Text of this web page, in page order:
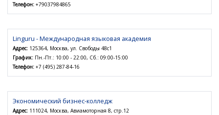
Телефон: +79037984865
Linguru - Международная языковая академия
Адрес: 125364, Москва, ул. Свободы 48с1
График: Пн.-Пт.: 10:00 - 22:00, Сб.: 09:00-15:00
Телефон: +7 (495) 287-84-16
Экономический бизнес-колледж
Адрес: 111024, Москва, Авиамоторная 8, стр.12